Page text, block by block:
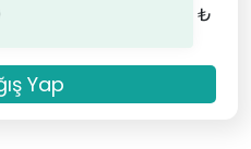
₺
Yap